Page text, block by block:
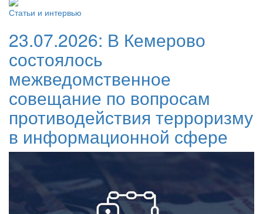
Статьи и интервью
23.07.2026: В Кемерово
состоялось
межведомственное
совещание по вопросам
противодействия терроризму
в информационной сфере